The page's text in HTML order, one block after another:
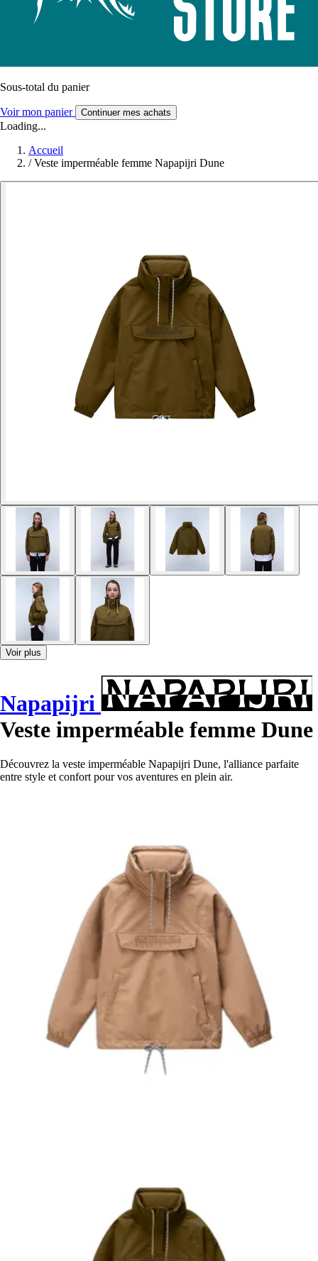
Sous-total du panier
Voir mon panier Continuer mes achats
Loading...
Accueil
/ Veste imperméable femme Napapijri Dune
Voir plus
Napapijri
Veste imperméable femme Dune
Découvrez la veste imperméable Napapijri Dune, l'alliance parfaite
entre style et confort pour vos aventures en plein air.